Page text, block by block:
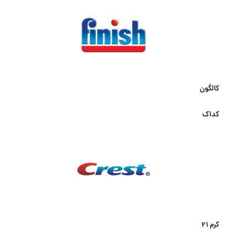
کالگون
کداک
کرم ۲۱